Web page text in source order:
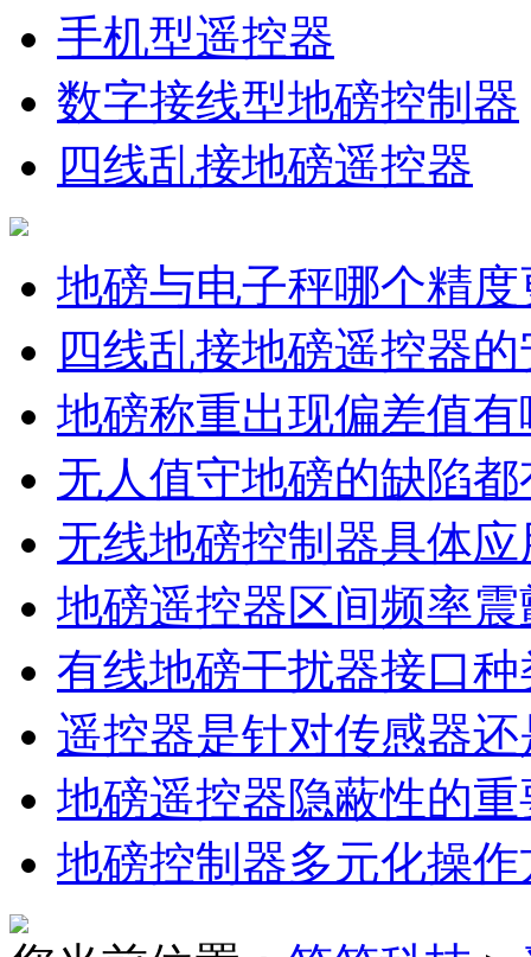
手机型遥控器
数字接线型地磅控制器
四线乱接地磅遥控器
地磅与电子秤哪个精
四线乱接地磅遥控器
地磅称重出现偏差值
无人值守地磅的缺陷
无线地磅控制器具体
地磅遥控器区间频率
有线地磅干扰器接口
遥控器是针对传感器
地磅遥控器隐蔽性的重
地磅控制器多元化操